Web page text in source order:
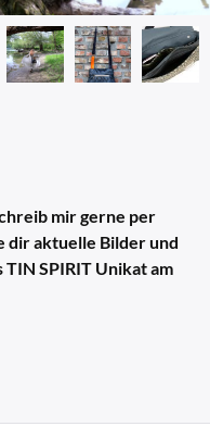
mir gerne per
dir aktuelle Bilder und
SPIRIT Unikat am